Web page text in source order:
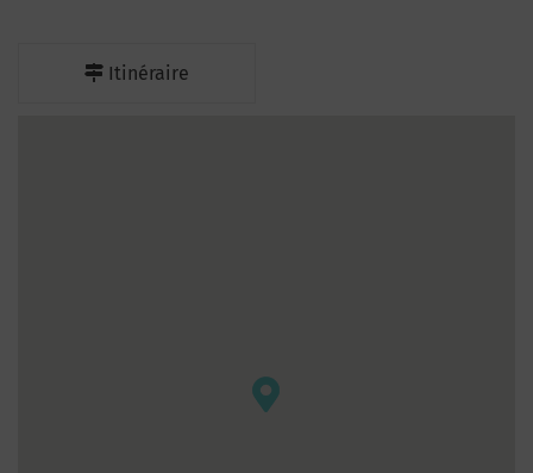
Itinéraire